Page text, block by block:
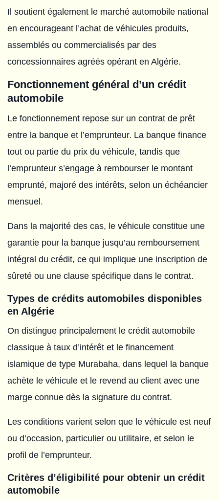
Il soutient également le marché automobile national
en encourageant l’achat de véhicules produits,
assemblés ou commercialisés par des
concessionnaires agréés opérant en Algérie.
Fonctionnement général d’un crédit
automobile
Le fonctionnement repose sur un contrat de prêt
entre la banque et l’emprunteur. La banque finance
tout ou partie du prix du véhicule, tandis que
l’emprunteur s’engage à rembourser le montant
emprunté, majoré des intérêts, selon un échéancier
mensuel.
Dans la majorité des cas, le véhicule constitue une
garantie pour la banque jusqu’au remboursement
intégral du crédit, ce qui implique une inscription de
sûreté ou une clause spécifique dans le contrat.
Types de crédits automobiles disponibles
en Algérie
On distingue principalement le crédit automobile
classique à taux d’intérêt et le financement
islamique de type Murabaha, dans lequel la banque
achète le véhicule et le revend au client avec une
marge connue dès la signature du contrat.
Les conditions varient selon que le véhicule est neuf
ou d’occasion, particulier ou utilitaire, et selon le
profil de l’emprunteur.
Critères d’éligibilité pour obtenir un crédit
automobile